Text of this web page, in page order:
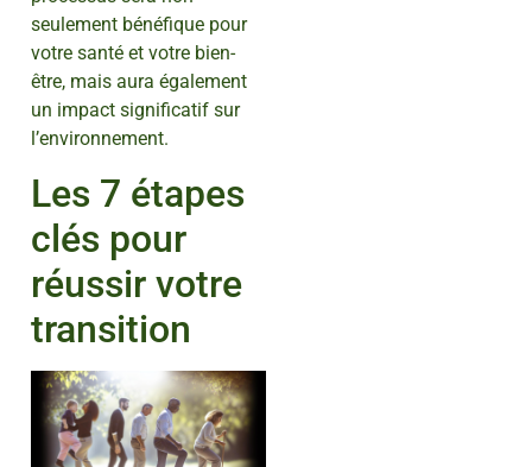
seulement bénéfique pour
votre santé et votre bien-
être, mais aura également
un impact significatif sur
l’environnement.
Les 7 étapes
clés pour
réussir votre
transition